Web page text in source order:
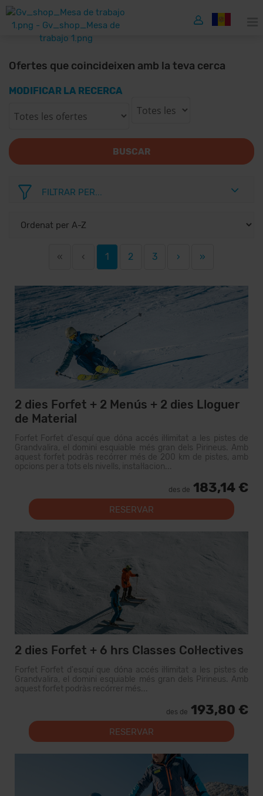
Ofertes que coincideixen amb la teva cerca
MODIFICAR LA RECERCA
BUSCAR
FILTRAR PER...
« ‹ 1 2 3 › »
2 dies Forfet + 2 Menús + 2 dies Lloguer
de Material
Forfet Forfet d'esquí que dóna accés il·limitat a les pistes de
Grandvalira, el domini esquiable més gran dels Pirineus. Amb
aquest forfet podràs recórrer més de 200 km de pistes, amb
opcions per a tots els nivells, instal·lacion...
des de 183,14 €
RESERVAR
2 dies Forfet + 6 hrs Classes Col·lectives
Forfet Forfet d'esquí que dóna accés il·limitat a les pistes de
Grandvalira, el domini esquiable més gran dels Pirineus. Amb
aquest forfet podràs recórrer més...
des de 193,80 €
RESERVAR